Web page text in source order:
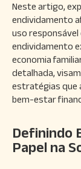
Neste artigo,
endividamento
uso responsável
endividamento
economia
detalhada,
estratégias que
bem-estar
Definindo
Papel na